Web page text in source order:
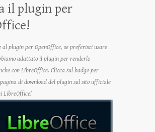
il plugin per
al plugin per OpenOffice, se preferisci usare
adattato il plugin per renderlo
con LibreOffice. Clicca sul badge per
di download del plugin sul sito ufficiale
LibreOffice!